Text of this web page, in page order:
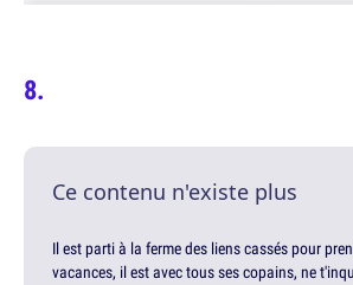
Ce contenu n'existe plus
Il est parti à la ferme des liens cassés pour
vacances, il est avec tous ses copains, ne